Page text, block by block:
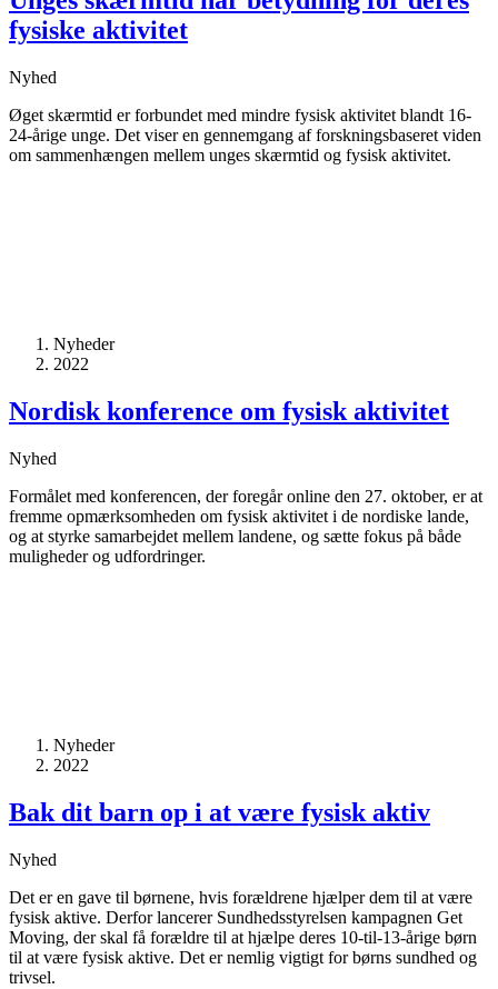
fysiske aktivitet
Nyhed
Øget skærmtid er forbundet med mindre fysisk aktivitet blandt 16-
24-årige unge. Det viser en gennemgang af forskningsbaseret viden
om sammenhængen mellem unges skærmtid og fysisk aktivitet.
Nyheder
2022
Nordisk konference om fysisk aktivitet
Nyhed
Formålet med konferencen, der foregår online den 27. oktober, er at
fremme opmærksomheden om fysisk aktivitet i de nordiske lande,
og at styrke samarbejdet mellem landene, og sætte fokus på både
muligheder og udfordringer.
Nyheder
2022
Bak dit barn op i at være fysisk aktiv
Nyhed
Det er en gave til børnene, hvis forældrene hjælper dem til at være
fysisk aktive. Derfor lancerer Sundhedsstyrelsen kampagnen Get
Moving, der skal få forældre til at hjælpe deres 10-til-13-årige børn
til at være fysisk aktive. Det er nemlig vigtigt for børns sundhed og
trivsel.